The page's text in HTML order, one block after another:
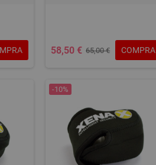
58,50 € 65,00 € COMPRA
-10%